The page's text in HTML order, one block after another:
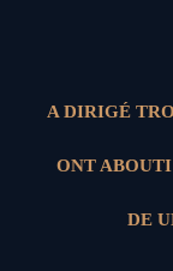
A DIRIGÉ
ONT
DE